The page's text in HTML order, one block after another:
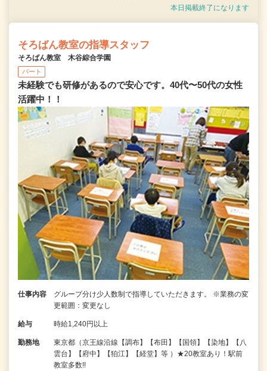
本日掲載終了になります
そろばん教室の指導スタッフ
そろばん教室 木谷綜合学園
パート
未経験でも研修があるので安心です。40代〜50代の女性
活躍中！！
仕事内容
グループ分け少人数制で指導していただきます。 ※業務の変
更範囲：変更なし
給与 時給1,240円以上
勤務地
東京都（京王線沿線【調布】【布田】【国領】【染地】【八
雲台】【府中】【狛江】【経堂】等 ）★20教室あり！駅前
教室多数!!